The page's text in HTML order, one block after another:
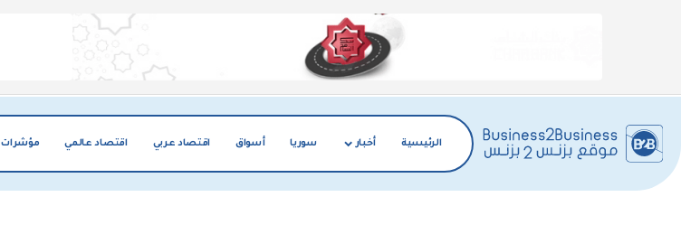
الرئيسية أخبار سوريا أسواق اقتصاد عربي اقتصاد عالمي مؤشرات